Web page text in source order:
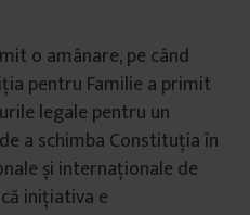
o amânare, pe când
pentru Familie a primit
legale pentru un
a schimba Constituția în
și internaționale de
inițiativa e